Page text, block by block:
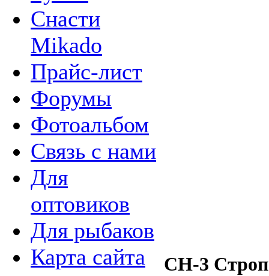
Снасти
Mikado
Прайс-лист
Форумы
Фотоальбом
Связь с нами
Для
оптовиков
Для рыбаков
Карта сайта
СН-3